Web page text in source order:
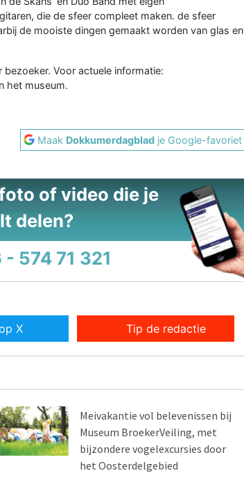
die de sfeer compleet maken. de sfeer
de mooiste dingen gemaakt worden van glas en
Voor actuele informatie:
het museum.
Maak Dokkumerdagblad je Google-favoriet
of video die je
delen?
- 574 71 321
X Tip de redactie
Meivakantie vol belevenissen bij
Museum BroekerVeiling, met
bijzondere vogelexcursies door
het Oosterdelgebied